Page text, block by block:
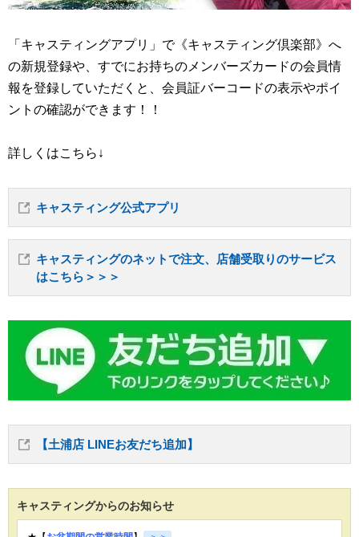
「キャスティングアプリ」で《キャスティング倶楽部》へ
の新規登録や、すでにお持ちのメンバーズカードの会員情
報を登録していただくと、会員証バーコードの表示やポイ
ントの確認ができます！！
詳しくはこちら↓
キャスティング公式アプリ
キャスティングのネットで注文、店舗受取りのサービス
はこちら＞＞＞
【土浦店 LINEお友だち追加】
キャスティングからのお知らせ